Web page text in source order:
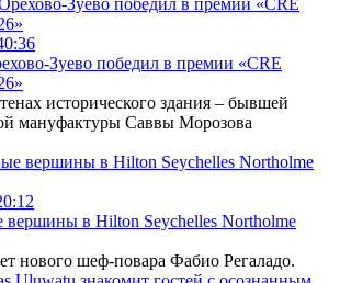
Зуево победил в премии «CRE
исторического здания – бывшей
мануфактуры Саввы Морозова
в Hilton Seychelles Northolme
нового шеф-повара Фабио Регаладо.